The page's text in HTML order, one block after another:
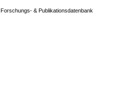
Forschungs- & Publikationsdatenbank